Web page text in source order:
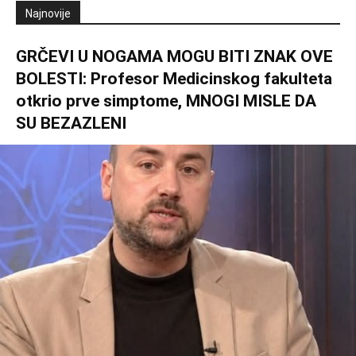
Najnovije
GRČEVI U NOGAMA MOGU BITI ZNAK OVE
BOLESTI: Profesor Medicinskog fakulteta
otkrio prve simptome, MNOGI MISLE DA
SU BEZAZLENI